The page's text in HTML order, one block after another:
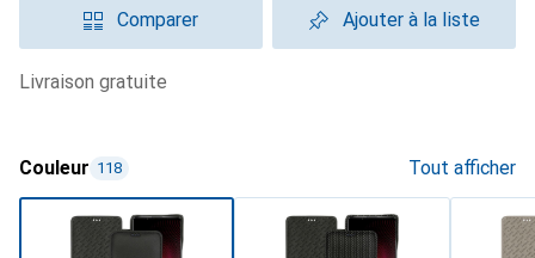
Comparer Ajouter à la liste
livraison gratuite
Couleur 118 Tout afficher